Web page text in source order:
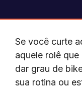
Se você curte
aquele rolê
dar grau de
sua rotina ou